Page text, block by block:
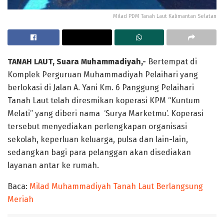
Milad PDM Tanah Laut Kalimantan Selatan
TANAH LAUT, Suara Muhammadiyah,- Bertempat di
Komplek Perguruan Muhammadiyah Pelaihari yang
berlokasi di Jalan A. Yani Km. 6 Panggung Pelaihari
Tanah Laut telah diresmikan koperasi KPM “Kuntum
Melati” yang diberi nama ‘Surya Marketmu’. Koperasi
tersebut menyediakan perlengkapan organisasi
sekolah, keperluan keluarga, pulsa dan lain-lain,
sedangkan bagi para pelanggan akan disediakan
layanan antar ke rumah.
Baca: Milad Muhammadiyah Tanah Laut Berlangsung
Meriah